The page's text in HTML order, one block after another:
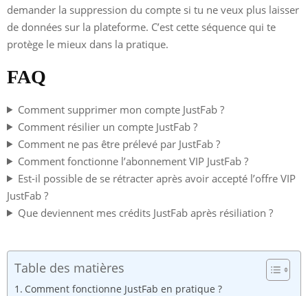
demander la suppression du compte si tu ne veux plus laisser
de données sur la plateforme. C’est cette séquence qui te
protège le mieux dans la pratique.
FAQ
Comment supprimer mon compte JustFab ?
Comment résilier un compte JustFab ?
Comment ne pas être prélevé par JustFab ?
Comment fonctionne l’abonnement VIP JustFab ?
Est-il possible de se rétracter après avoir accepté l’offre VIP
JustFab ?
Que deviennent mes crédits JustFab après résiliation ?
Table des matières
Comment fonctionne JustFab en pratique ?